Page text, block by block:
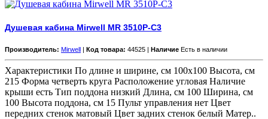
Душевая кабина Mirwell MR 3510P-C3
Производитель: Mirwell | Код товара: 44525 | Наличие Есть в наличии
Характеристики По длине и ширине, см 100x100 Высота, см
215 Форма четверть круга Расположение угловая Наличие
крыши есть Тип поддона низкий Длина, см 100 Ширина, см
100 Высота поддона, см 15 Пульт управления нет Цвет
передних стенок матовый Цвет задних стенок белый Матер..